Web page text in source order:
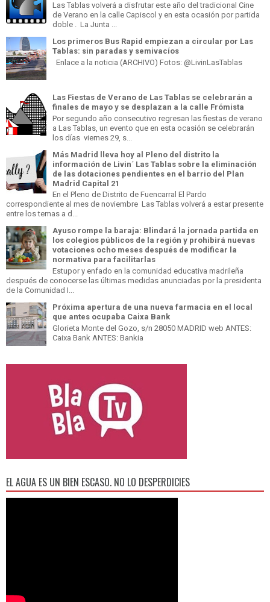
Las Tablas volverá a disfrutar este año del tradicional Cine
de Verano en la calle Capiscol y en esta ocasión por partida
doble . La Junta ...
Los primeros Bus Rapid empiezan a circular por Las
Tablas: sin paradas y semivacíos
Enlace a la noticia (ARCHIVO) Fotos: @LivinLasTablas
Las Fiestas de Verano de Las Tablas se celebrarán a
finales de mayo y se desplazan a la calle Frómista
Por segundo año consecutivo regresan las fiestas de verano
a Las Tablas, un evento que en esta ocasión se celebrarán
los días viernes 29, s...
Más Madrid lleva hoy al Pleno del distrito la
información de Livin´ Las Tablas sobre la eliminación
de las dotaciones pendientes en el barrio del Plan
Madrid Capital 21
En el Pleno de Distrito de Fuencarral El Pardo
correspondiente al mes de noviembre Las Tablas volverá a estar presente
entre los temas a d...
Ayuso rompe la baraja: Blindará la jornada partida en
los colegios públicos de la región y prohibirá nuevas
votaciones ocho meses después de modificar la
normativa para facilitarlas
Estupor y enfado en la comunidad educativa madrileña
después de conocerse las últimas medidas anunciadas por la presidenta
de la Comunidad I...
Próxima apertura de una nueva farmacia en el local
que antes ocupaba Caixa Bank
Glorieta Monte del Gozo, s/n 28050 MADRID web ANTES:
Caixa Bank ANTES: Bankia
EL AGUA ES UN BIEN ESCASO. NO LO DESPERDICIES